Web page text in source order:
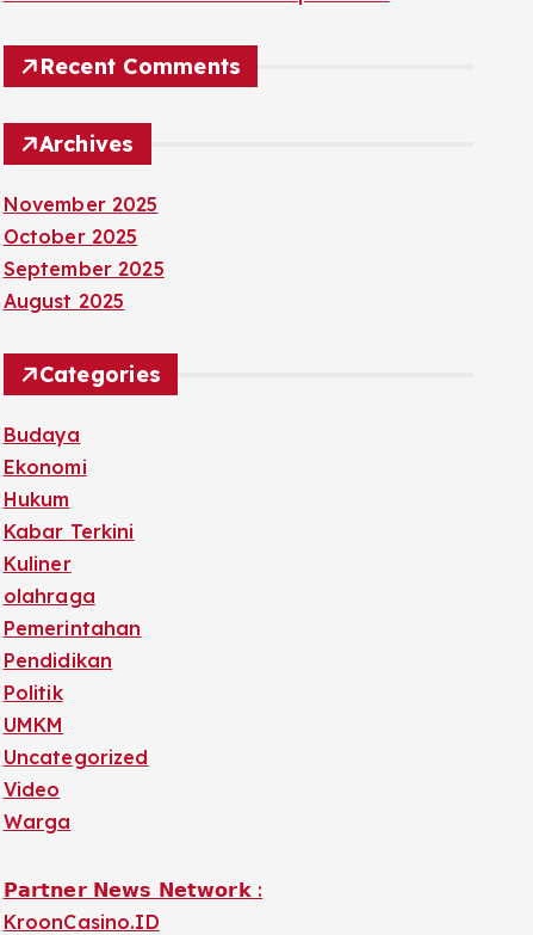
Recent Comments
Archives
November 2025
October 2025
September 2025
August 2025
Categories
Budaya
Ekonomi
Hukum
Kabar Terkini
Kuliner
olahraga
Pemerintahan
Pendidikan
Politik
UMKM
Uncategorized
Video
Warga
𝗣𝗮𝗿𝘁𝗻𝗲𝗿 𝗡𝗲𝘄𝘀 𝗡𝗲𝘁𝘄𝗼𝗿𝗸 :
KroonCasino.ID